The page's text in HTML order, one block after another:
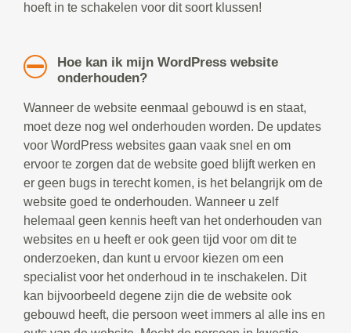
hoeft in te schakelen voor dit soort klussen!
Hoe kan ik mijn WordPress website
onderhouden?
Wanneer de website eenmaal gebouwd is en staat,
moet deze nog wel onderhouden worden. De updates
voor WordPress websites gaan vaak snel en om
ervoor te zorgen dat de website goed blijft werken en
er geen bugs in terecht komen, is het belangrijk om de
website goed te onderhouden. Wanneer u zelf
helemaal geen kennis heeft van het onderhouden van
websites en u heeft er ook geen tijd voor om dit te
onderzoeken, dan kunt u ervoor kiezen om een
specialist voor het onderhoud in te inschakelen. Dit
kan bijvoorbeeld degene zijn die de website ook
gebouwd heeft, die persoon weet immers al alle ins en